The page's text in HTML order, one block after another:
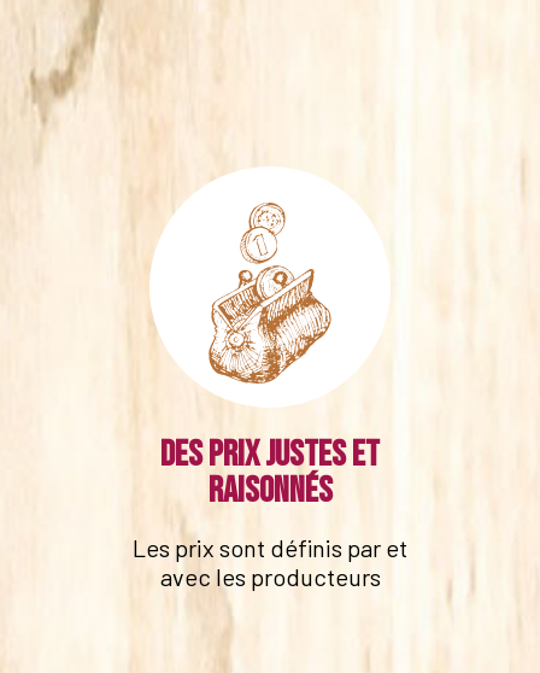
Des prix justes et
raisonnés
Les prix sont définis par et
avec les producteurs